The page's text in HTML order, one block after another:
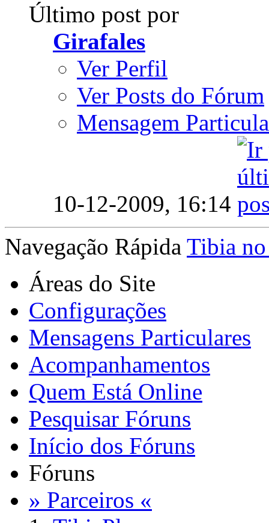
Último post por
Girafales
Ver Perfil
Ver Posts do Fórum
Mensagem
10-12-2009, 16:14
Navegação Rápida Tibia
Áreas do Site
Configurações
Mensagens Particulares
Acompanhamentos
Quem Está Online
Pesquisar Fóruns
Início dos Fóruns
Fóruns
» Parceiros «